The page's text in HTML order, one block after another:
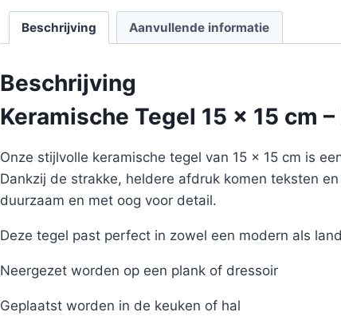
Beschrijving Aanvullende informatie
Beschrijving
Keramische Tegel 15 x 15 cm
Onze stijlvolle keramische tegel van 15 x 15 cm is
Dankzij de strakke, heldere afdruk komen teksten
duurzaam en met oog voor detail.
Deze tegel past perfect in zowel een modern als
Neergezet worden op een plank of dressoir
Geplaatst worden in de keuken of hal